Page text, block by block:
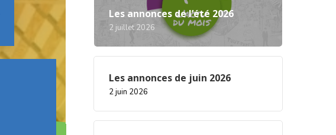
Les annonces de l’été 2026
2 juillet 2026
Les annonces de juin 2026
2 juin 2026